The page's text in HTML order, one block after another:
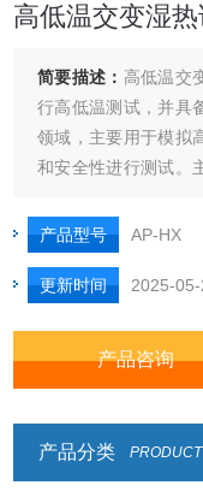
高低温交变湿
简要描述： 高低温交
行高低温测试，并具
领域，主要用于模拟
和安全性进行测试。
车或摩托车配件、航
行业。
产品型号 AP-HX
更新时间 2025-
产品咨询
产品分类